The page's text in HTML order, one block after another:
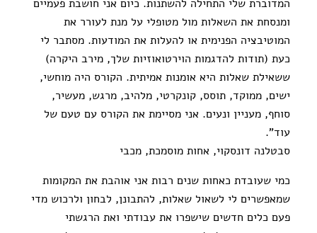
המדוברת שלי התחילה להשתנות. כיום אני חושבת פעמיים
ומנסחת את השאלות מול מטופלי על מנת לעורר את
המוטיבציה הפנימית או להעלות את המודעות. מסתבר לי
כעת (תודות להדגמות הוירטואוזיות שלך, מירב היקרה)
ששאילת שאלות היא אומנות אמיתית. הקורס היה מוחשי,
ישים, ממוקד, תוסס, קונקרטי, מלהיב, מרגש, מעשיר,
סוחף, מעניין ונעים. אני מסיימת את הקורס עם טעם של
עוד".
סבטלנה דונסקוי, אחות מוסמכת, מכבי
כמי שעובדת כאחות שנים רבות אני אוהבת את המקומות
שמאפשרים לי לשאול שאלות, להתבונן, לבחון ולרכוש מדי
פעם כלים חדשים שישפרו את עבודתי ואת הרגשתי